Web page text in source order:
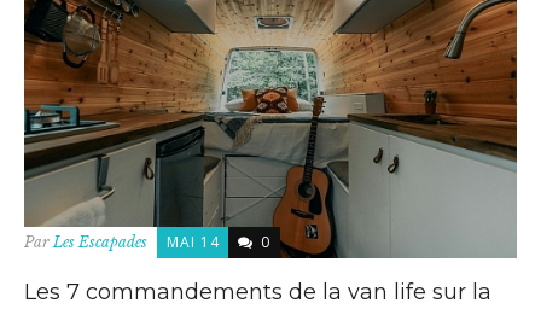
Par Les Escapades MAI 14 0
Les 7 commandements de la van life sur la